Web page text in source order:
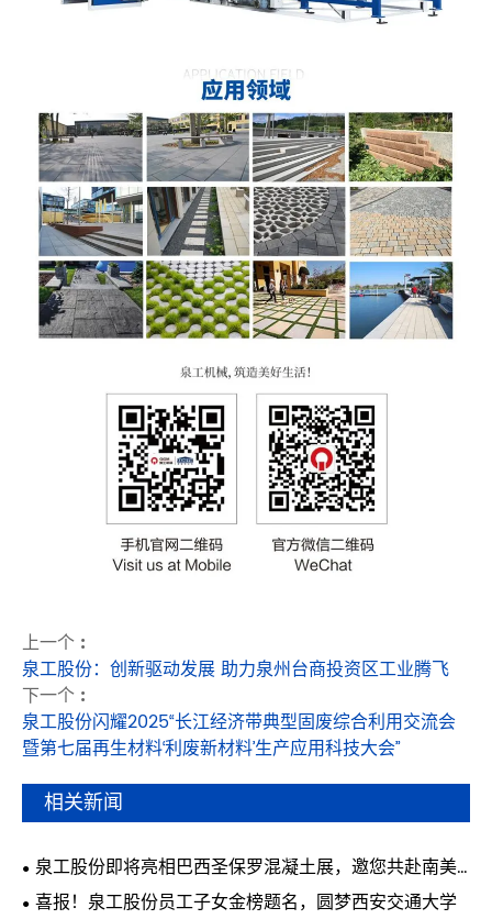
上一个 :
泉工股份：创新驱动发展 助力泉州台商投资区工业腾飞
下一个 :
泉工股份闪耀2025“长江经济带典型固废综合利用交流会
暨第七届再生材料‘利废新材料’生产应用科技大会”
相关新闻
泉工股份即将亮相巴西圣保罗混凝土展，邀您共赴南美
行业盛会
喜报！泉工股份员工子女金榜题名，圆梦西安交通大学